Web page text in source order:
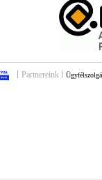
Partnereink